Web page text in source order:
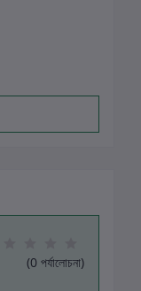
(0 পর্যালোচনা)